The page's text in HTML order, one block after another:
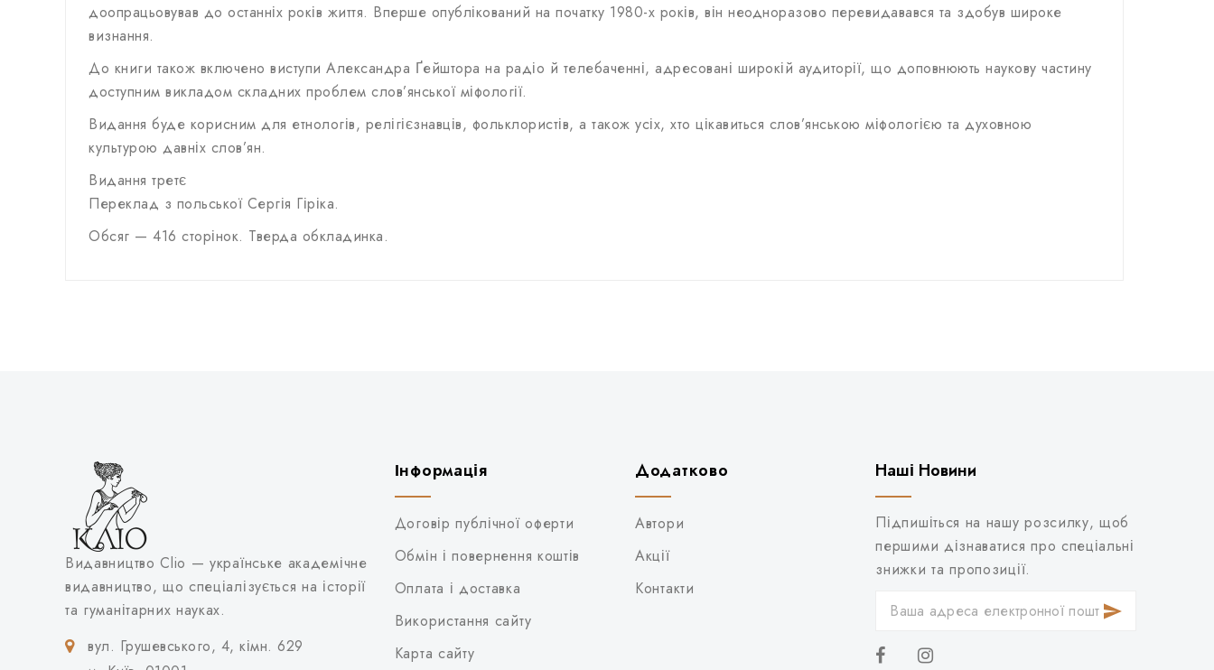
доопрацьовував до останніх років життя. Вперше опублікований на початку 1980-х років, він неодноразово перевидавався та здобув широке
визнання.
До книги також включено виступи Александра Ґейштора на радіо й телебаченні, адресовані широкій аудиторії, що доповнюють наукову частину
доступним викладом складних проблем слов’янської міфології.
Видання буде корисним для етнологів, релігієзнавців, фольклористів, а також усіх, хто цікавиться слов’янською міфологією та духовною
культурою давніх слов’ян.
Видання третє
Переклад з польської Сергія Гіріка.
Обсяг — 416 сторінок. Тверда обкладинка.
Видавництво Clio — українське академічне
видавництво, що спеціалізується на історії
та гуманітарних науках.
вул. Грушевського, 4, кімн. 629
Інформація
Договір публічної оферти
Обмін і повернення коштів
Оплата і доставка
Використання сайту
Карта сайту
Додатково
Автори
Акції
Контакти
Наші Новини
Підпишіться на нашу розсилку, щоб
першими дізнаватися про спеціальні
знижки та пропозиції.